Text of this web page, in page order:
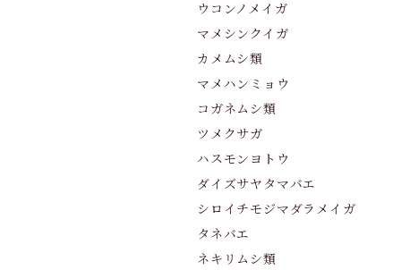
ウコンノメイガ
マメシンクイガ
カメムシ類
マメハンミョウ
コガネムシ類
ツメクサガ
ハスモンヨトウ
ダイズサヤタマバエ
シロイチモジマダラメイガ
タネバエ
ネキリムシ類